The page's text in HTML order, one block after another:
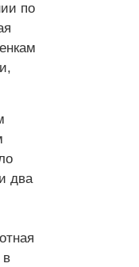
по
два
в